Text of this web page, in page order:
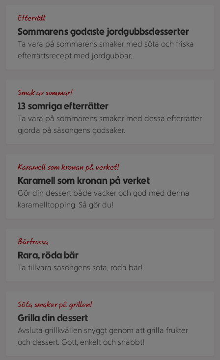
Sommarens godaste jordgubbsdesserter
Efterrätt
Ta vara på sommarens smaker med söta och friska
efterrättsrecept med jordgubbar.
13 somriga efterrätter
Smak av sommar!
Ta vara på sommarens smaker med dessa efterrätter
gjorda på säsongens godsaker.
Karamell som kronan på verket
Karamell som kronan på verket!
Gör din dessert både vacker och god med denna
karamelltopping. Så gör du!
Rara, röda bär
Bärfrossa
Ta tillvara säsongens söta, röda bär!
Grilla din dessert
Söta smaker på grillen!
Avsluta grillkvällen snyggt genom att grilla frukter
och dessert. Gott, enkelt och snabbt!